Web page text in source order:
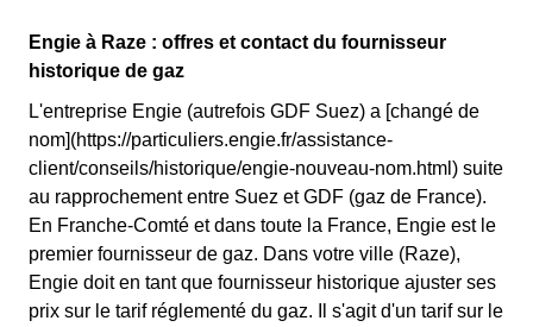
Engie à Raze : offres et contact du fournisseur
historique de gaz
L'entreprise Engie (autrefois GDF Suez) a [changé de
nom](https://particuliers.engie.fr/assistance-
client/conseils/historique/engie-nouveau-nom.html) suite
au rapprochement entre Suez et GDF (gaz de France).
En Franche-Comté et dans toute la France, Engie est le
premier fournisseur de gaz. Dans votre ville (Raze),
Engie doit en tant que fournisseur historique ajuster ses
prix sur le tarif réglementé du gaz. Il s'agit d'un tarif sur le